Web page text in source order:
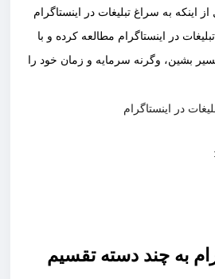
اینکه به سراغ تبلیغات در اینستاگرام
در اینستاگرام مطالعه کرده و با
بشین، وگرنه سرمایه و زمان خود را
به چند دسته تقسیم